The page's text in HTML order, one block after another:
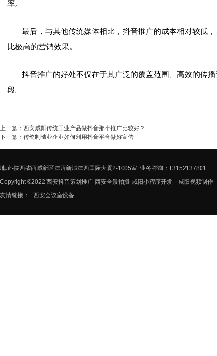
率。
最后，与其他传统媒体相比，抖音推广的成本相对较低，
比极高的营销效果。
抖音推广的好处不仅在于其广泛的覆盖范围、高效的传播
段。
上一篇： 西安咸阳传统工业产品做抖音那个推广比较好？
下一篇： 传统制造业企业如何利用抖音平台做好宣传
地址-陕西省西咸新区沣西新城沣西国际大厦2-1005室 业务咨询：13152137801
Copyright ©2022 西安抖音策划推广-西安全景拍摄-咸阳小程序开发—咸阳视频制作
友情链接：
西安会议室设备